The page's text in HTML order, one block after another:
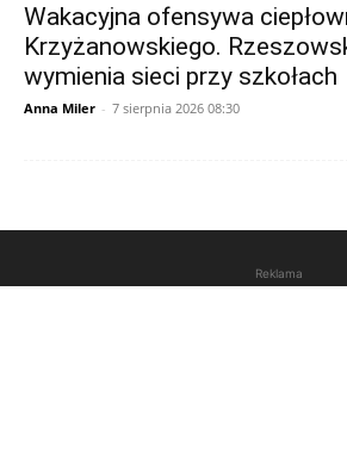
Wakacyjna ofensywa
Krzyżanowskiego.
wymienia sieci przy szkołach
Anna Miler - 7 sierpnia 2026 08:30
Reklama